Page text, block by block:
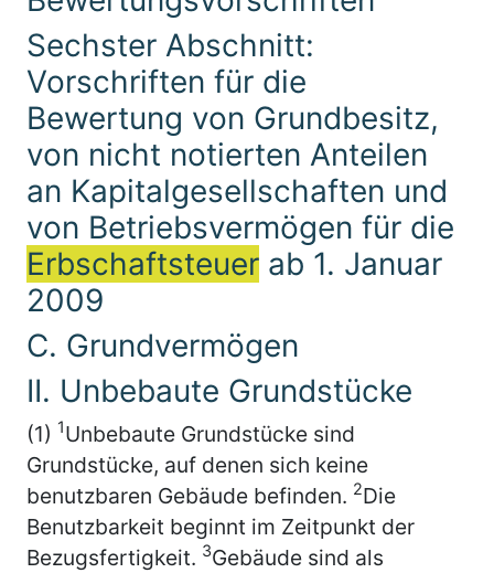
Sechster Abschnitt:
Vorschriften für die
Bewertung von Grundbesitz,
von nicht notierten Anteilen
an Kapitalgesellschaften und
von Betriebsvermögen für die
Erbschaftsteuer ab 1. Januar
2009
C. Grundvermögen
II. Unbebaute Grundstücke
(1) 1Unbebaute Grundstücke sind
Grundstücke, auf denen sich keine
benutzbaren Gebäude befinden. 2Die
Benutzbarkeit beginnt im Zeitpunkt der
Bezugsfertigkeit. 3Gebäude sind als